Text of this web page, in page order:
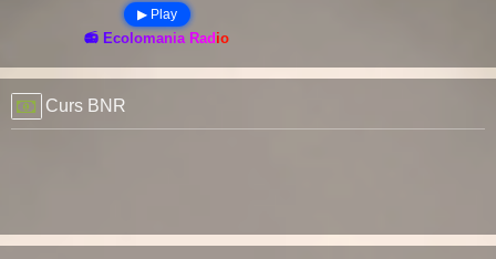
▶ Play
📻 Ecolomania Radio
Curs BNR